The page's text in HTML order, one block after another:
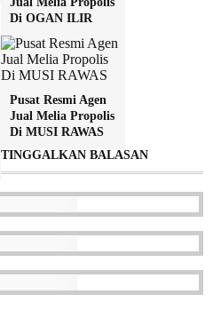
Di OGAN ILIR
Pusat Resmi Agen
Jual Melia Propolis
Di MUSI RAWAS
TINGGALKAN BALASAN